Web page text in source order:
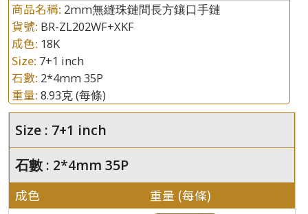
商品名稱: 2mm無縫珠鏈間長方鑲口手鏈
貨號: BR-ZL202WF+XKF
成色: 18K
Size: 7+1 inch
石數: 2*4mm 35P
重量: 8.93克(每條)
Size : 7+1 inch
石數 : 2*4mm 35P
成色 重量 (每條)